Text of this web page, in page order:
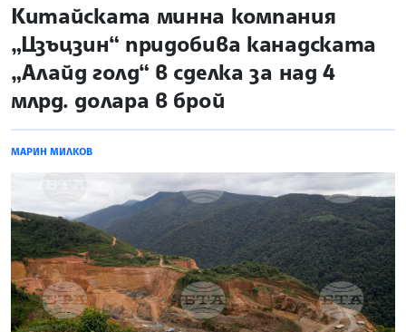
site.bta
Китайската минна компания
„Цзъцзин“ придобива канадската
„Алайд голд“ в сделка за над 4
млрд. долара в брой
МАРИН МИЛКОВ